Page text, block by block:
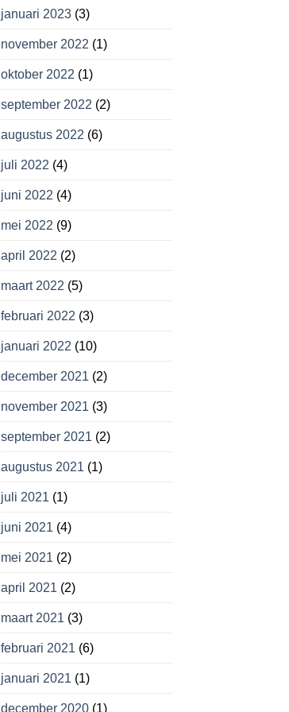
januari 2023(3)
november 2022 (1)
oktober 2022 (1)
september 2022 (2)
augustus 2022 (6)
juli 2022 (4)
juni 2022 (4)
mei 2022 (9)
april 2022 (2)
maart 2022 (5)
februari 2022 (3)
januari 2022 (10)
december 2021 (2)
november 2021 (3)
september 2021 (2)
augustus 2021 (1)
juli 2021 (1)
juni 2021 (4)
mei 2021 (2)
april 2021 (2)
maart 2021 (3)
februari 2021 (6)
januari 2021 (1)
december 2020(1)